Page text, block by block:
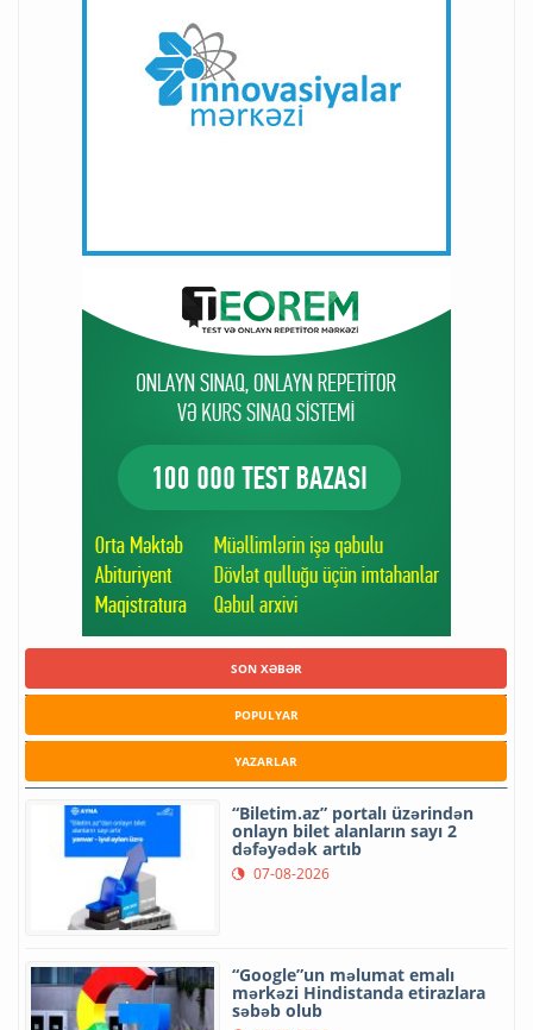
SON XƏBƏR
POPULYAR
YAZARLAR
“Biletim.az” portalı üzərindən
onlayn bilet alanların sayı 2
dəfəyədək artıb
07-08-2026
“Google”un məlumat emalı
mərkəzi Hindistanda etirazlara
səbəb olub